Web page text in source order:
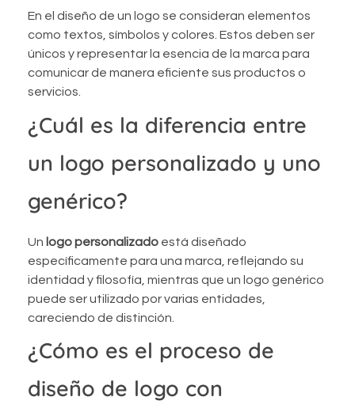
En el diseño de un logo se consideran elementos
como textos, símbolos y colores. Estos deben ser
únicos y representar la esencia de la marca para
comunicar de manera eficiente sus productos o
servicios.
¿Cuál es la diferencia entre
un logo personalizado y uno
genérico?
Un logo personalizado está diseñado
específicamente para una marca, reflejando su
identidad y filosofía, mientras que un logo genérico
puede ser utilizado por varias entidades,
careciendo de distinción.
¿Cómo es el proceso de
diseño de logo con